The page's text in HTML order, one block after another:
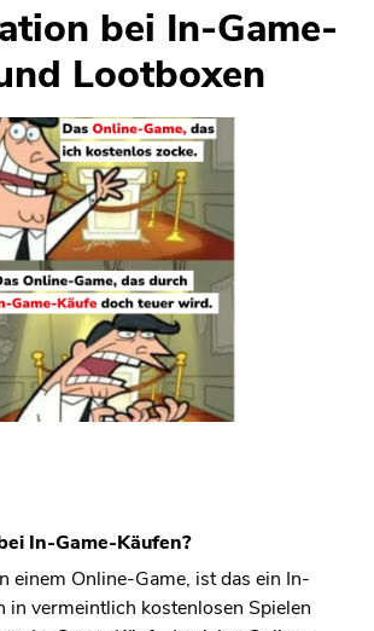
bei In-Game-
Lootboxen
In-Game-Käufen?
einem Online-Game, ist das ein In-
in vermeintlich kostenlosen Spielen